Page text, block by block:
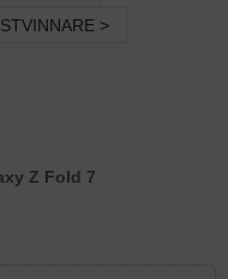
>
Z Fold 7